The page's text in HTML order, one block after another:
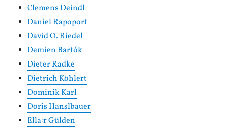
Clemens Deindl
Daniel Rapoport
David O. Riedel
Demien Bartók
Dieter Radke
Dietrich Köhlert
Dominik Karl
Doris Hanslbauer
Ella:r Gülden